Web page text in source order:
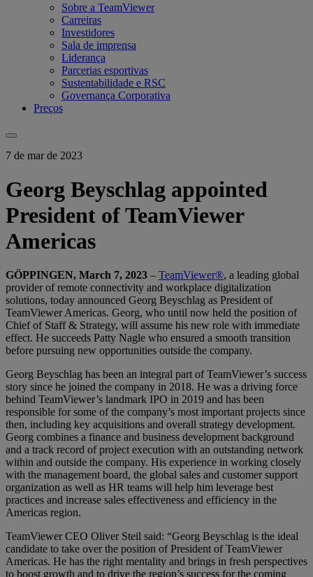
Sobre a TeamViewer
Carreiras
Investidores
Sala de imprensa
Liderança
Parcerias esportivas
Sustentabilidade e RSC
Governança Corporativa
Preços
7 de mar de 2023
Georg Beyschlag appointed
President of TeamViewer
Americas
GÖPPINGEN, March 7, 2023 – TeamViewer®, a leading global
provider of remote connectivity and workplace digitalization
solutions, today announced Georg Beyschlag as President of
TeamViewer Americas. Georg, who until now held the position of
Chief of Staff & Strategy, will assume his new role with immediate
effect. He succeeds Patty Nagle who ensured a smooth transition
before pursuing new opportunities outside the company.
Georg Beyschlag has been an integral part of TeamViewer’s success
story since he joined the company in 2018. He was a driving force
behind TeamViewer’s landmark IPO in 2019 and has been
responsible for some of the company’s most important projects since
then, including key acquisitions and overall strategy development.
Georg combines a finance and business development background
and a track record of project execution with an outstanding network
within and outside the company. His experience in working closely
with the management board, the global sales and customer support
organization as well as HR teams will help him leverage best
practices and increase sales effectiveness and efficiency in the
Americas region.
TeamViewer CEO Oliver Steil said: “Georg Beyschlag is the ideal
candidate to take over the position of President of TeamViewer
Americas. He has the right mentality and brings in fresh perspectives
to boost growth and to drive the region’s success for the coming